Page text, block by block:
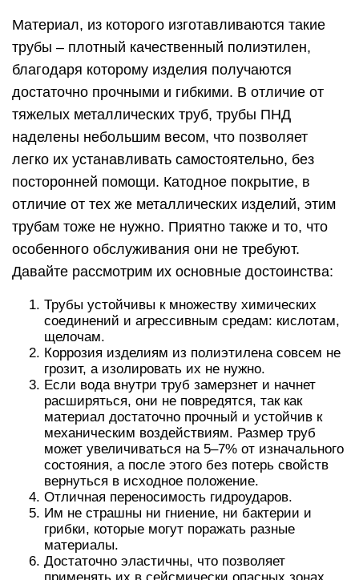
Материал, из которого изготавливаются такие
трубы – плотный качественный полиэтилен,
благодаря которому изделия получаются
достаточно прочными и гибкими. В отличие от
тяжелых металлических труб, трубы ПНД
наделены небольшим весом, что позволяет
легко их устанавливать самостоятельно, без
посторонней помощи. Катодное покрытие, в
отличие от тех же металлических изделий, этим
трубам тоже не нужно. Приятно также и то, что
особенного обслуживания они не требуют.
Давайте рассмотрим их основные достоинства:
Трубы устойчивы к множеству химических
соединений и агрессивным средам: кислотам,
щелочам.
Коррозия изделиям из полиэтилена совсем не
грозит, а изолировать их не нужно.
Если вода внутри труб замерзнет и начнет
расширяться, они не повредятся, так как
материал достаточно прочный и устойчив к
механическим воздействиям. Размер труб
может увеличиваться на 5–7% от изначального
состояния, а после этого без потерь свойств
вернуться в исходное положение.
Отличная переносимость гидроударов.
Им не страшны ни гниение, ни бактерии и
грибки, которые могут поражать разные
материалы.
Достаточно эластичны, что позволяет